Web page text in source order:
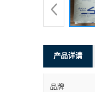
产品详请
品牌